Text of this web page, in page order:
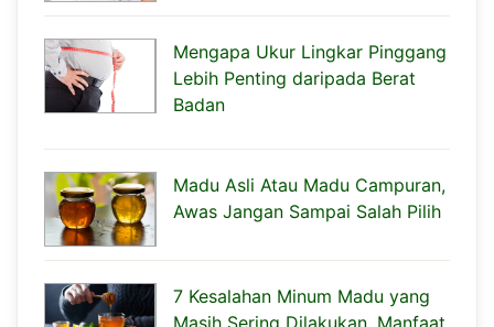
Mengapa Ukur Lingkar Pinggang
Lebih Penting daripada Berat
Badan
Madu Asli Atau Madu Campuran,
Awas Jangan Sampai Salah Pilih
7 Kesalahan Minum Madu yang
Masih Sering Dilakukan, Manfaat